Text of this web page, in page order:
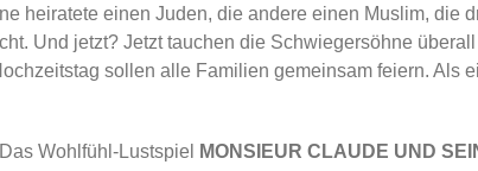
heiratete einen Juden, die andere einen Muslim, die
Und jetzt? Jetzt tauchen die Schwiegersöhne überall
sollen alle Familien gemeinsam feiern. Als
Wohlfühl-Lustspiel
MONSIEUR CLAUDE UND